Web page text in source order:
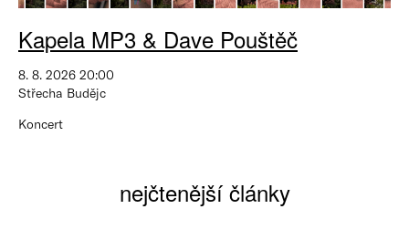
Kapela MP3 & Dave Pouštěč
8. 8. 2026 20:00
Střecha Budějc
Koncert
nejčtenější články